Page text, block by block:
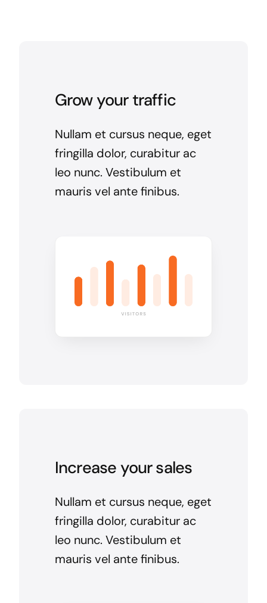
Grow your traffic
Nullam et cursus neque, eget
fringilla dolor, curabitur ac
leo nunc. Vestibulum et
mauris vel ante finibus.
Increase your sales
Nullam et cursus neque, eget
fringilla dolor, curabitur ac
leo nunc. Vestibulum et
mauris vel ante finibus.